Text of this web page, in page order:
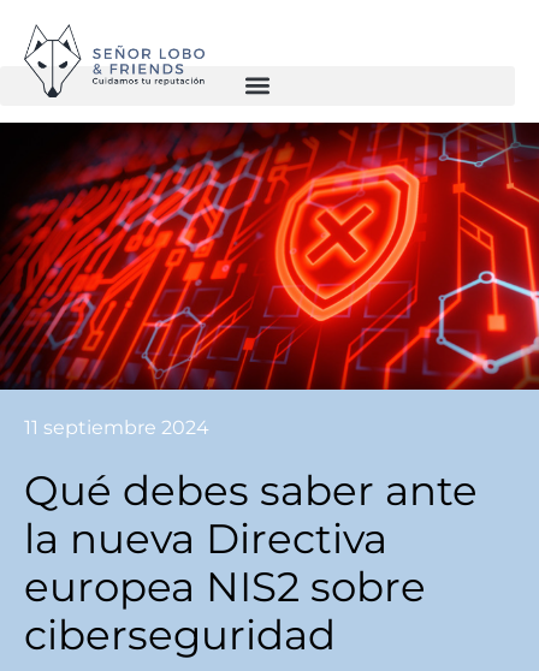
11 septiembre 2024
Qué debes saber ante
la nueva Directiva
europea NIS2 sobre
ciberseguridad